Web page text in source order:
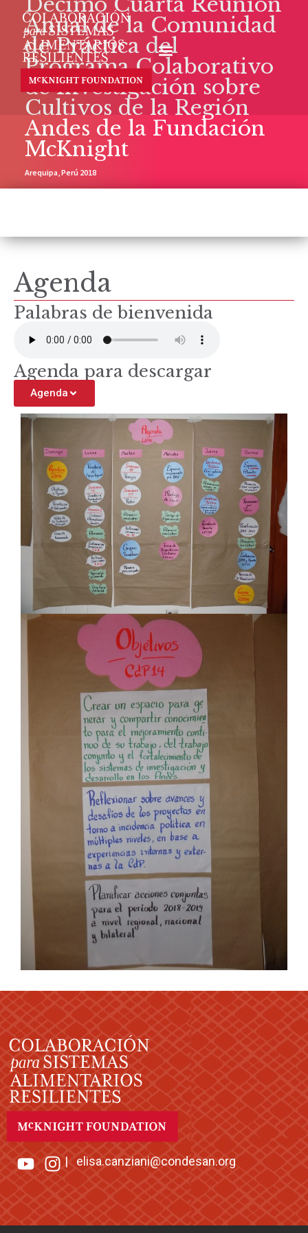
Anual de la Comunidad
de Práctica del
Programa Colaborativo
de Investigación sobre
Cultivos de la Región
Andes de la Fundación
McKnight
Arequipa, Perú 2018
Agenda
Palabras de bienvenida
Agenda para descargar
Agenda
|elisa.canziani@condesan.org